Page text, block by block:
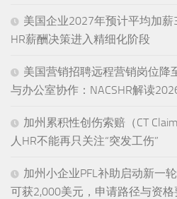
美国企业2027年预计平均加薪
HR薪酬决策进入精细化阶段
美国营销招聘远程营销岗位降
与办公室协作：NACSHR解读
加州累积性创伤索赔（CT
人HR不能再只关注“突发工伤”
加州小企业PFL补助启动新一
可获2,000美元，申请路径与资